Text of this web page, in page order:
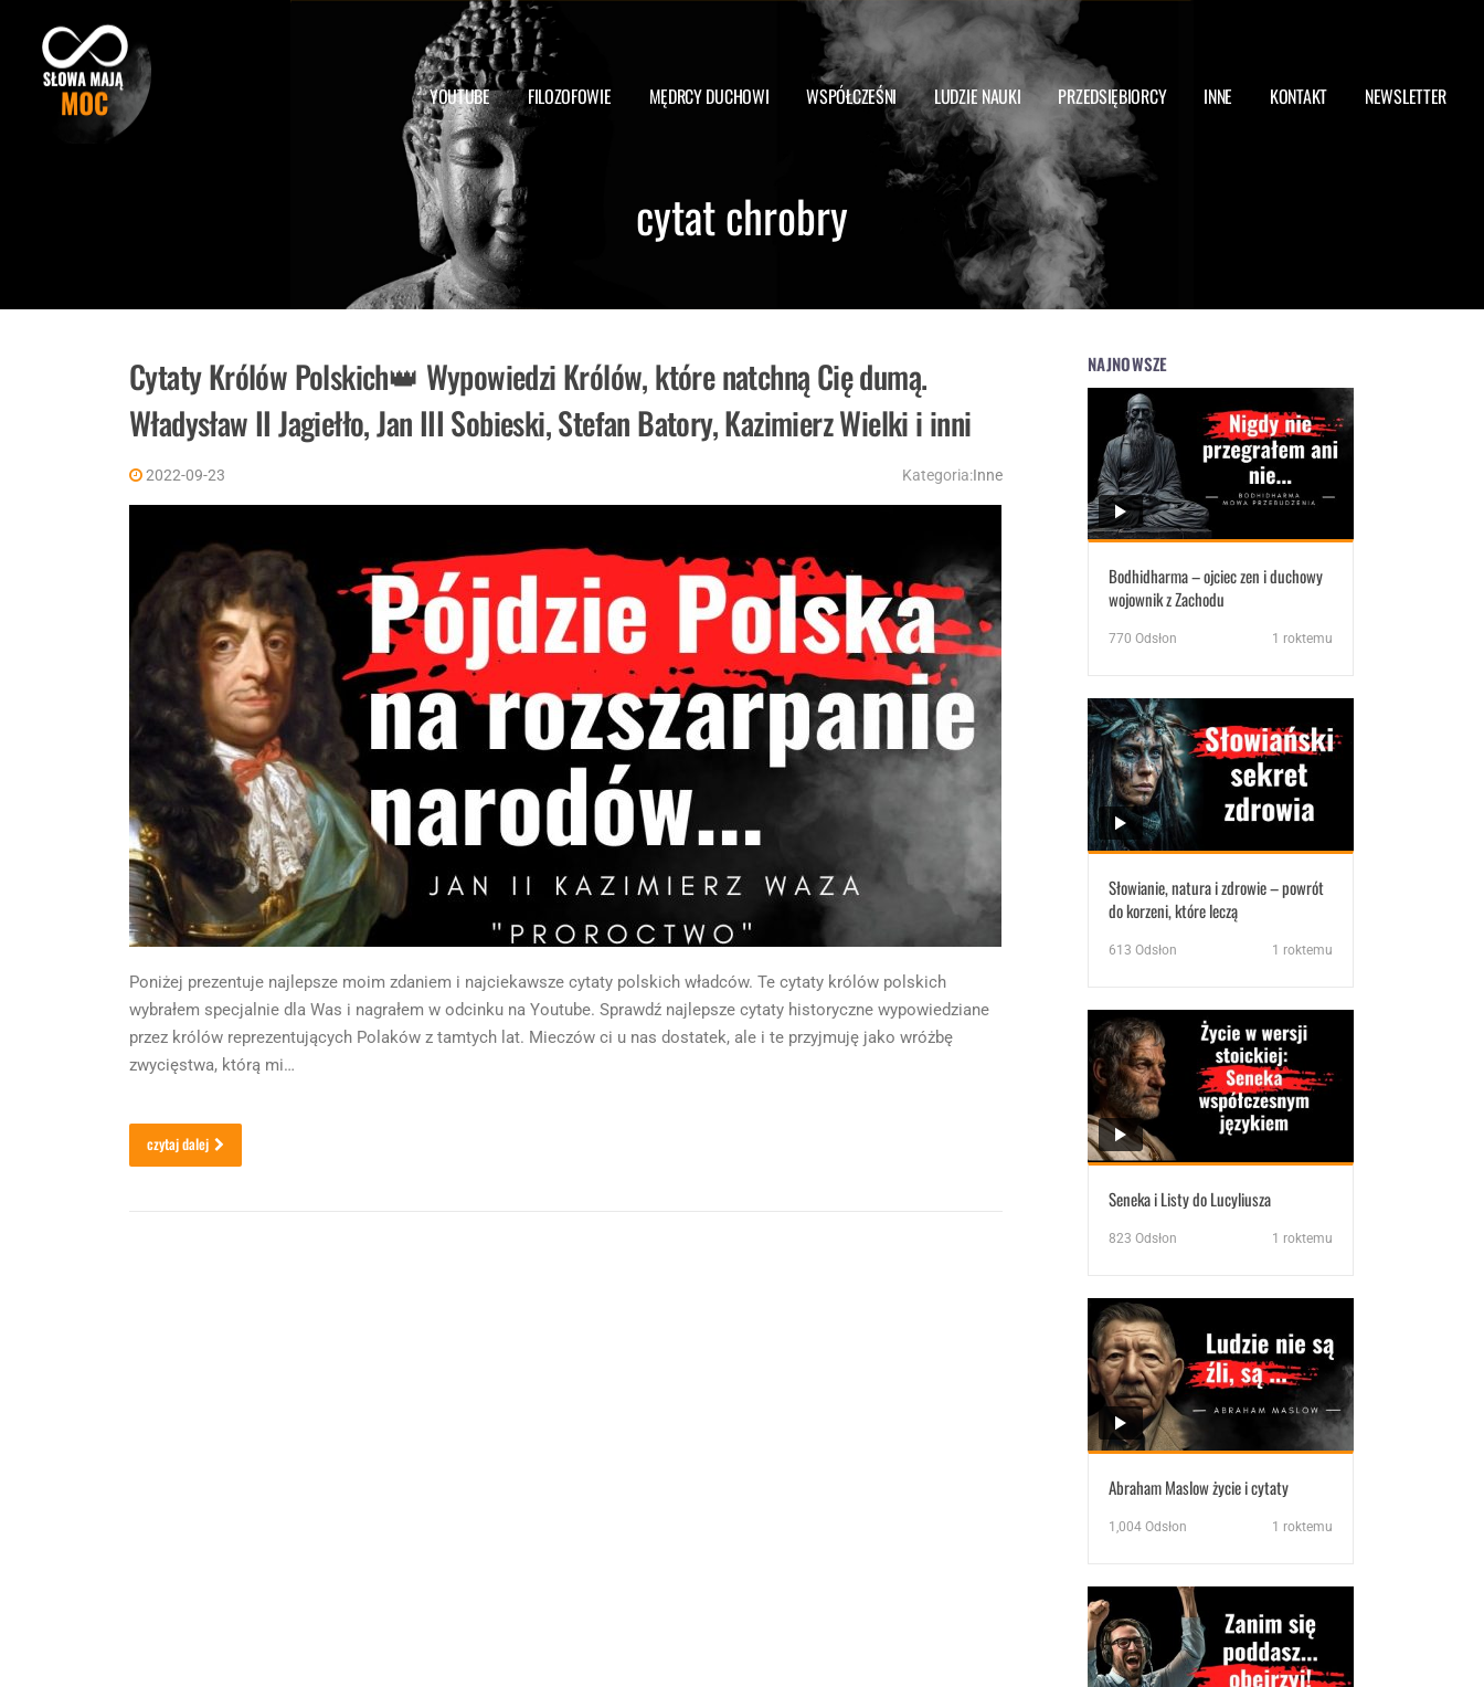
content
YOUTUBE FILOZOFOWIE MĘDRCY DUCHOWI WSPÓŁCZEŚNI LUDZIE NAUKI PRZEDSIĘBIORCY INNE KONTAKT NEWSLETTER
cytat chrobry
Cytaty Królów Polskich👑 Wypowiedzi Królów, które natchną Cię dumą.
Władysław II Jagiełło, Jan III Sobieski, Stefan Batory, Kazimierz Wielki i inni
2022-09-23 Kategoria:Inne
Poniżej prezentuje najlepsze moim zdaniem i najciekawsze cytaty polskich władców. Te cytaty królów polskich
wybrałem specjalnie dla Was i nagrałem w odcinku na Youtube. Sprawdź najlepsze cytaty historyczne wypowiedziane
przez królów reprezentujących Polaków z tamtych lat. Mieczów ci u nas dostatek, ale i te przyjmuję jako wróżbę
zwycięstwa, którą mi…
czytaj dalej
NAJNOWSZE
Bodhidharma – ojciec zen i duchowy
wojownik z Zachodu
770 Odsłon 1 roktemu
Słowianie, natura i zdrowie – powrót
do korzeni, które leczą
613 Odsłon 1 roktemu
Seneka i Listy do Lucyliusza
823 Odsłon 1 roktemu
Abraham Maslow życie i cytaty
1,004 Odsłon 1 roktemu